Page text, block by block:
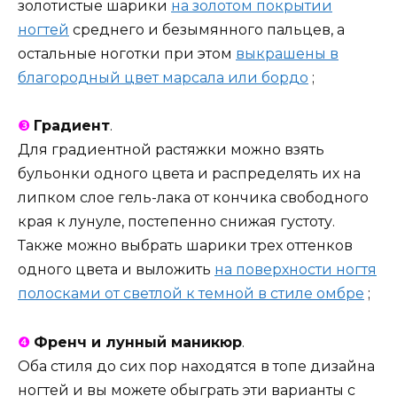
золотистые шарики на золотом покрытии
ногтей среднего и безымянного пальцев, а
остальные ноготки при этом выкрашены в
благородный цвет марсала или бордо ;
❸ Градиент.
Для градиентной растяжки можно взять
бульонки одного цвета и распределять их на
липком слое гель-лака от кончика свободного
края к лунуле, постепенно снижая густоту.
Также можно выбрать шарики трех оттенков
одного цвета и выложить на поверхности ногтя
полосками от светлой к темной в стиле омбре ;
❹ Френч и лунный маникюр.
Оба стиля до сих пор находятся в топе дизайна
ногтей и вы можете обыграть эти варианты с